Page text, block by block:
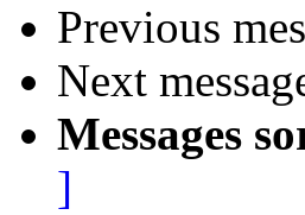
Previous
Next
Messages
]